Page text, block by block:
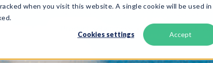
when you visit this website. A single cookie will be used
Cookies settings Accept
Tjenester